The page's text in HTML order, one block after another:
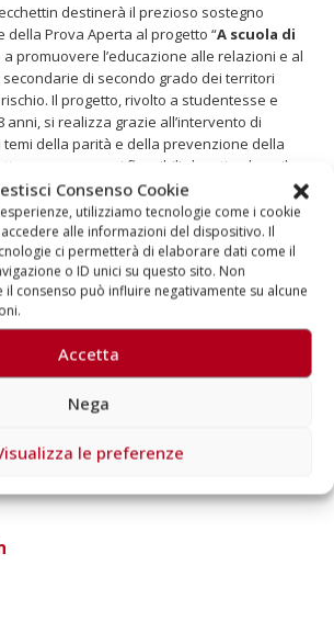
Consenso Cookie
utilizziamo tecnologie come i cookie
alle informazioni del dispositivo. Il
ci permetterà di elaborare dati come il
o ID unici su questo sito. Non
consenso può influire negativamente su alcune
Accetta
Nega
le preferenze
destinerà il prezioso sostegno
della Prova Aperta al progetto “A scuola di
a promuovere l’educazione alle relazioni e al
di secondo grado dei territori
Il progetto, rivolto a studentesse e
anni, si realizza grazie all’intervento di
della parità e della prevenzione della
percorsi flessibili che stimolano il
personale. Il programma
delle “Antenne”, ragazze e ragazzi
punti di riferimento per i propri
così a promuovere un cambiamento
contrastare la violenza di genere in modo
27 novembre 2025 (fino a esaurimento